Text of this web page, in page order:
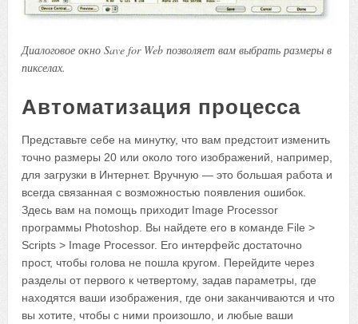
Диалоговое окно Save for Web позволяет вам выбрать размеры в
пикселах.
Автоматизация процесса
Представьте себе на минутку, что вам предстоит изменить
точно размеры 20 или около того изображений, например,
для загрузки в Интернет. Вручную — это большая работа и
всегда связанная с возможностью появления ошибок.
Здесь вам на помощь приходит Image Ргосеssor
программы Photoshop. Вы найдете его в команде File >
Scripts > Image Ргосеssor. Его интерфейс достаточно
прост, чтобы голова не пошла кругом. Перейдите через
разделы от первого к четвертому, задав параметры, где
находятся ваши изображения, где они заканчиваются и что
вы хотите, чтобы с ними произошло, и любые ваши